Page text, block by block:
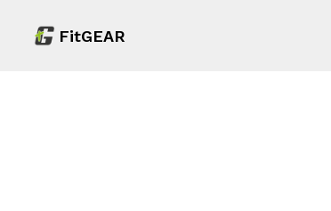
FitGEAR